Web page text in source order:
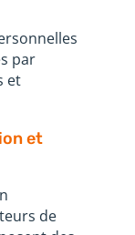
par
et
et
de